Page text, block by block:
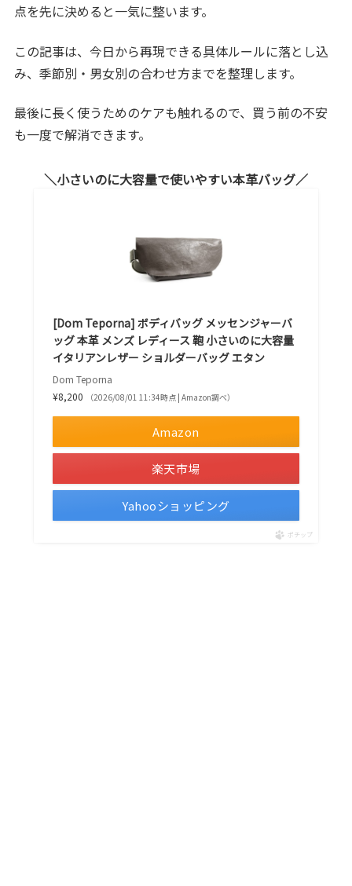
点を先に決めると一気に整います。
この記事は、今日から再現できる具体ルールに落とし込
み、季節別・男女別の合わせ方までを整理します。
最後に長く使うためのケアも触れるので、買う前の不安
も一度で解消できます。
小さいのに大容量で使いやすい本革バッグ
[Dom Teporna] ボディバッグ メッセンジャーバ
ッグ 本革 メンズ レディース 鞄 小さいのに大容量
イタリアンレザー ショルダーバッグ エタン
Dom Teporna
¥8,200
（2026/08/01 11:34時点 | Amazon調べ）
Amazon
楽天市場
Yahooショッピング
ポチップ